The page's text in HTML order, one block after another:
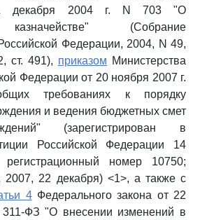
декабря 2004 г. N 703 "О
(Собрание
Федерации, 2004, N 49,
ст. 491), приказом Министерства
Федерации от 20 ноября 2007 г.
требованиях к порядку
и ведения бюджетных смет
(зарегистрирован в
Российской Федерации 14
номер 10750;
2007, 22 декабря) <1>, а также с
4Федерального закона от 22
311-ФЗ "О внесении изменений в